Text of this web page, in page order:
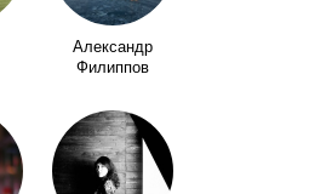
Александр
Филиппов